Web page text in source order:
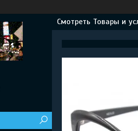
Смотреть Товары и